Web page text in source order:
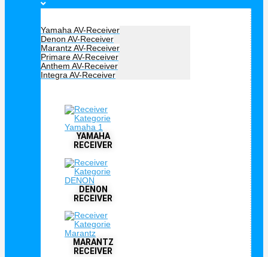
Yamaha AV-Receiver
Denon AV-Receiver
Marantz AV-Receiver
Primare AV-Receiver
Anthem AV-Receiver
Integra AV-Receiver
YAMAHA
RECEIVER
DENON
RECEIVER
MARANTZ
RECEIVER